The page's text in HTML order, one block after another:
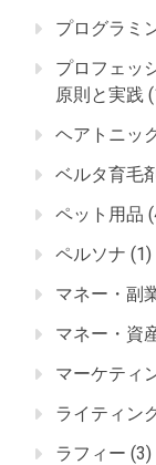
プログラミ
プロフェッ
原則と実践
ヘアトニッ
ベルタ育毛
ペット用品
ペルソナ (1)
マネー・副
マネー・資
マーケティ
ライティン
ラフィー (3)